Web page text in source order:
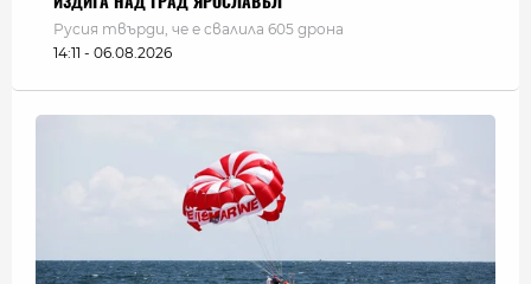
Русия твърди, че е свалила 605 дрона
14:11 - 06.08.2026